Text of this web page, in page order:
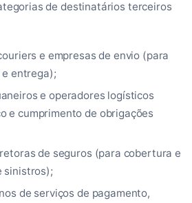
de destinatários terceiros
e empresas de envio (para
entrega);
e operadores logísticos
e cumprimento de obrigações
de seguros (para cobertura e
sinistros);
de serviços de pagamento,